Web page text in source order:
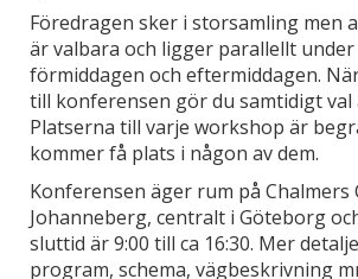
Föredragen sker i storsamling men
är valbara och ligger parallellt under
förmiddagen och eftermiddagen.
till konferensen gör du samtidigt val
Platserna till varje workshop är
kommer få plats i någon av dem.
Konferensen äger rum på Chalmers
Johanneberg, centralt i Göteborg
sluttid är 9:00 till ca 16:30. Mer
program, schema, vägbeskrivning